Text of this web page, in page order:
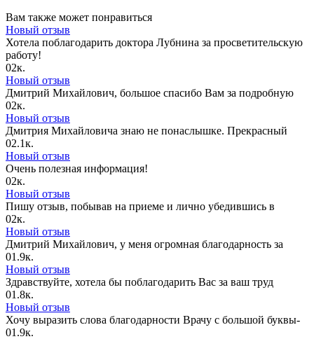
Вам также может понравиться
Новый отзыв
Хотела поблагодарить доктора Лубнина за просветительскую
работу!
02к.
Новый отзыв
Дмитрий Михайлович, большое спасибо Вам за подробную
02к.
Новый отзыв
Дмитрия Михайловича знаю не понаслышке. Прекрасный
02.1к.
Новый отзыв
Очень полезная информация!
02к.
Новый отзыв
Пишу отзыв, побывав на приеме и лично убедившись в
02к.
Новый отзыв
Дмитрий Михайлович, у меня огромная благодарность за
01.9к.
Новый отзыв
Здравствуйте, хотела бы поблагодарить Вас за ваш труд
01.8к.
Новый отзыв
Хочу выразить слова благодарности Врачу с большой буквы-
01.9к.